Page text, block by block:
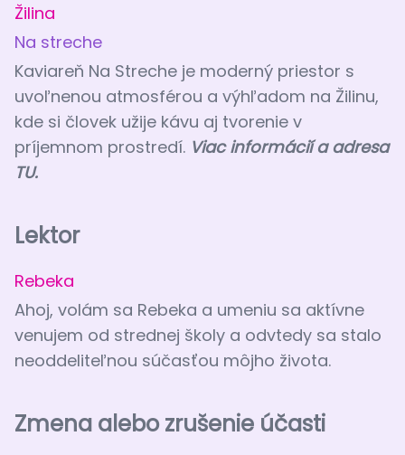
Žilina
Na streche
Kaviareň Na Streche je moderný priestor s
uvoľnenou atmosférou a výhľadom na Žilinu,
kde si človek užije kávu aj tvorenie v
príjemnom prostredí. Viac informácií a adresa
TU.
Lektor
Rebeka
Ahoj, volám sa Rebeka a umeniu sa aktívne
venujem od strednej školy a odvtedy sa stalo
neoddeliteľnou súčasťou môjho života.
Zmena alebo zrušenie účasti